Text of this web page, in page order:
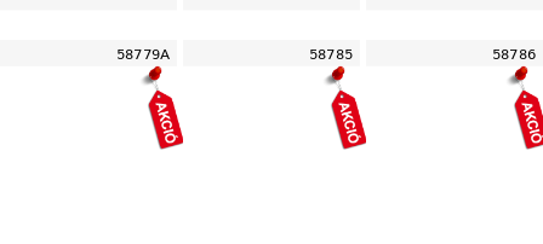
58779A 58785 58786